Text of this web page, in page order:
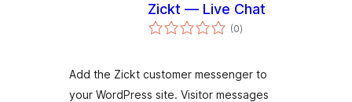
Zickt — Live Chat
(0個
の)
Add the Zickt customer messenger to
your WordPress site. Visitor messages